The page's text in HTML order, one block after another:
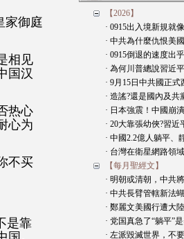
家御庭
相见
国汉
热心
心为
不买
是靠
【2026】
· 0915出入境新規就
· 中共為什麼仇恨美
· 0915倒退的速度出
· 為何川普總說習近
· 9月15日中共國正
· 造謠?還是國內及共
· 日本強震！中國崩
· 20大靠張幼俠?習近
· 中國2.2億人躺平、
· 台灣在衛星網路領
【每月聖經文】
· 明朝或清朝，中共
· 中共長臂管轄新法
· 鄭麗文美國行遭大
· 党国真急了“躺平”
· 左派毀滅世界，不